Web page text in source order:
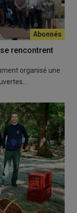
rencontrent
organisé une